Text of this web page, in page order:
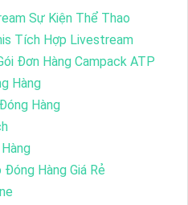
Sự Kiện Thể Thao
Tích Hợp Livestream
Đơn Hàng Campack ATP
Hàng
Hàng
Hàng Giá Rẻ